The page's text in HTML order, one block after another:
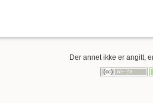
Der annet ikke er angitt,